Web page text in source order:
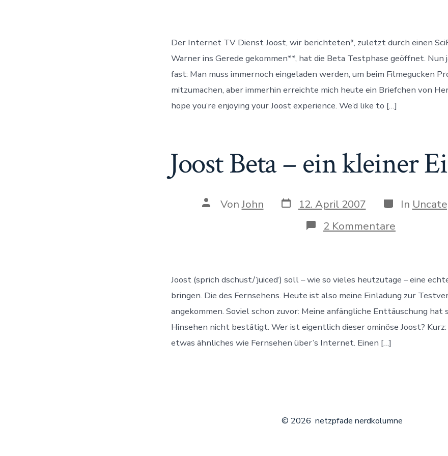
Der Internet TV Dienst Joost, wir berichteten*, zuletzt durch einen
Warner ins Gerede gekommen**, hat die Beta Testphase geöffnet. Nun
fast: Man muss immernoch eingeladen werden, um beim Filmegucken
mitzumachen, aber immerhin erreichte mich heute ein Briefchen von
hope you’re enjoying your Joost experience. We’d like to […]
Joost Beta – ein kleiner
AutorVonJohn Datum
des
Beitrags
12. April 2007 Kategorien
In
2 Kommentare
Joost
kleiner
Einblick
Joost (sprich dschust/’juiced‘) soll – wie so vieles heutzutage – eine
bringen. Die des Fernsehens. Heute ist also meine Einladung zur
angekommen. Soviel schon zuvor: Meine anfängliche Enttäuschung hat
Hinsehen nicht bestätigt. Wer ist eigentlich dieser ominöse Joost?
etwas ähnliches wie Fernsehen über’s Internet. Einen […]
© 2026 netzpfade nerdkolumne